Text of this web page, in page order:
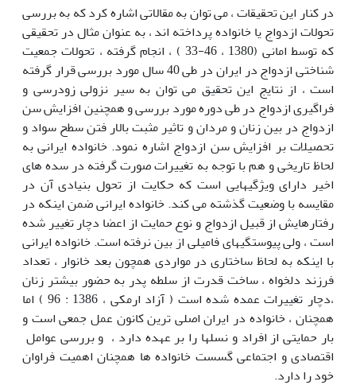
در کنار این تحقیقات ، می توان به مقالاتی اشاره کرد که به بررسی
تحولات ازدواج یا خانواده پرداخته اند ، به عنوان مثال در تحقیقی
که توسط امانی (1380 ، 46-33 ) ، انجام گرفته ، تحولات جمعیت
شناختی ازدواج در ایران در طی 40 سال مورد بررسی قرار گرفته
است ، از نتایج این تحقیق می توان به سیر نزولی زودرسی و
فراگیری ازدواج در طی دوره مورد بررسی و همچنین افزایش سن
ازدواج در بین زنان و مردان و تاثیر مثبت بالار فتن سطح سواد و
تحصیلات بر افزایش سن ازدواج اشاره نمود. خانواده ایرانی به
لحاظ تاریخی و هم با توجه به تغییرات صورت گرفته در سده های
اخیر دارای ویژگیهایی است که حکایت از تحول بنیادی آن در
مقایسه با وضعیت گذشته می کند. خانواده ایرانی ضمن اینکه در
رفتارهایش از قبیل ازدواج و نوع حمایت از اعضا دچار تغییر شده
است ، ولی پیوستگیهای فامیلی از بین نرفته است. خانواده ایرانی
با اینکه به لحاظ ساختاری در مواردی همچون بعد خانوار ، تعداد
فرزند دلخواه ، ساخت قدرت از سلطه پدر به حضور بیشتر زنان
،دچار تغییرات عمده شده است ( آزاد ارمکی ، 1386 : 96 ) اما
همچنان ، خانواده در ایران اصلی ترین کانون عمل جمعی است و
بار حمایتی از افراد و نسلها را بر عهده دارد ، و بررسی عوامل
اقتصادی و اجتماعی گسست خانواده ها همچنان اهمیت فراوان
خود را دارد.